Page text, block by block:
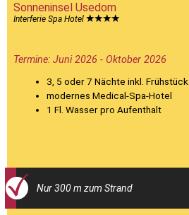
Sonneninsel Usedom
Interferie Spa Hotel
Termine: Juni 2026 - Oktober 2026
3, 5 oder 7 Nächte inkl. Frühstück
modernes Medical-Spa-Hotel
1 Fl. Wasser pro Aufenthalt
Nur 300 m zum Strand